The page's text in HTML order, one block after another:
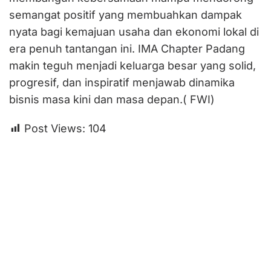
semangat positif yang membuahkan dampak
nyata bagi kemajuan usaha dan ekonomi lokal di
era penuh tantangan ini. IMA Chapter Padang
makin teguh menjadi keluarga besar yang solid,
progresif, dan inspiratif menjawab dinamika
bisnis masa kini dan masa depan.( FWI)
Post Views: 104